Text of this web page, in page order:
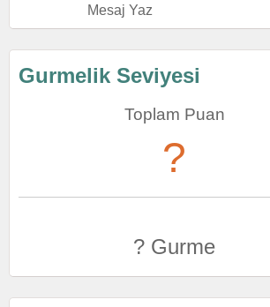
Mesaj Yaz
Gurmelik Seviyesi
Toplam Puan
?
? Gurme